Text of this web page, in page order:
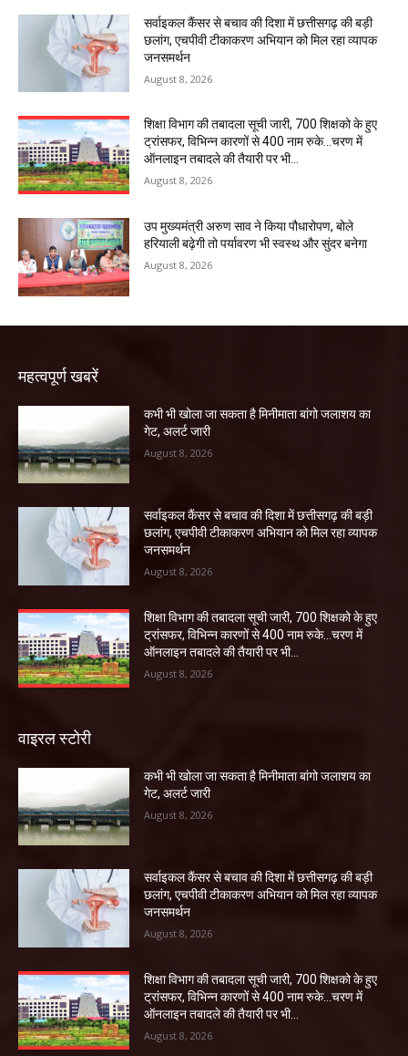
सर्वाइकल कैंसर से बचाव की दिशा में छत्तीसगढ़ की बड़ी
छलांग, एचपीवी टीकाकरण अभियान को मिल रहा व्यापक
जनसमर्थन
August 8, 2026
शिक्षा विभाग की तबादला सूची जारी, 700 शिक्षको के हुए
ट्रांसफर, विभिन्न कारणों से 400 नाम रुके…चरण में
ऑनलाइन तबादले की तैयारी पर भी...
August 8, 2026
उप मुख्यमंत्री अरुण साव ने किया पौधारोपण, बोले
हरियाली बढ़ेगी तो पर्यावरण भी स्वस्थ और सुंदर बनेगा
August 8, 2026
महत्वपूर्ण खबरें
कभी भी खोला जा सकता है मिनीमाता बांगो जलाशय का
गेट, अलर्ट जारी
August 8, 2026
सर्वाइकल कैंसर से बचाव की दिशा में छत्तीसगढ़ की बड़ी
छलांग, एचपीवी टीकाकरण अभियान को मिल रहा व्यापक
जनसमर्थन
August 8, 2026
शिक्षा विभाग की तबादला सूची जारी, 700 शिक्षको के हुए
ट्रांसफर, विभिन्न कारणों से 400 नाम रुके…चरण में
ऑनलाइन तबादले की तैयारी पर भी...
August 8, 2026
वाइरल स्टोरी
कभी भी खोला जा सकता है मिनीमाता बांगो जलाशय का
गेट, अलर्ट जारी
August 8, 2026
सर्वाइकल कैंसर से बचाव की दिशा में छत्तीसगढ़ की बड़ी
छलांग, एचपीवी टीकाकरण अभियान को मिल रहा व्यापक
जनसमर्थन
August 8, 2026
शिक्षा विभाग की तबादला सूची जारी, 700 शिक्षको के हुए
ट्रांसफर, विभिन्न कारणों से 400 नाम रुके…चरण में
ऑनलाइन तबादले की तैयारी पर भी...
August 8, 2026